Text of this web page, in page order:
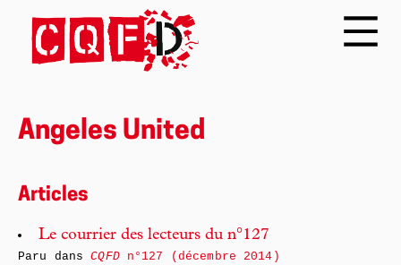
Angeles United
Articles
Le courrier des lecteurs du n°127
Paru dansCQFDn°127 (décembre 2014)